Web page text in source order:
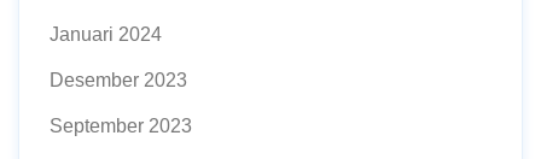
Januari 2024
Desember 2023
September 2023